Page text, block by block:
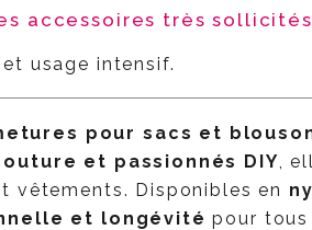
accessoires très sollicités
usage intensif.
pour sacs et
et passionnés DIY,
vêtements. Disponibles en
et longévité pour